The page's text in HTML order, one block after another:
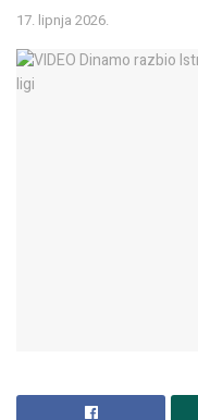
17. lipnja 2026.